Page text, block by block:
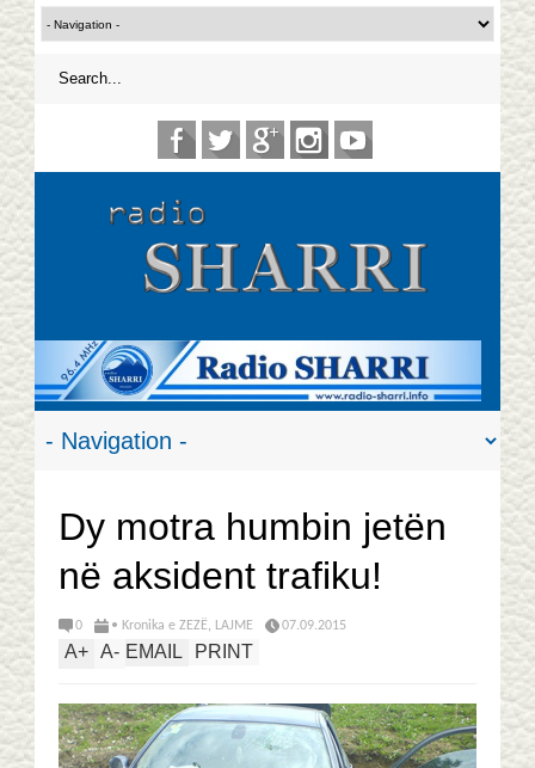
Dy motra humbin jetën
në aksident trafiku!
0 • Kronika e ZEZË, LAJME 07.09.2015
A+ A- EMAIL PRINT